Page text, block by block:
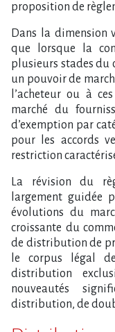
proposition de
Dans la dimension
que lorsque la
plusieurs stades du
un pouvoir de
l’acheteur ou à
marché du
d’exemption par
pour les accords
restriction
La révision du
largement guidée
évolutions du
croissante du
de distribution de
le corpus légal
distribution
nouveautés
distribution, de